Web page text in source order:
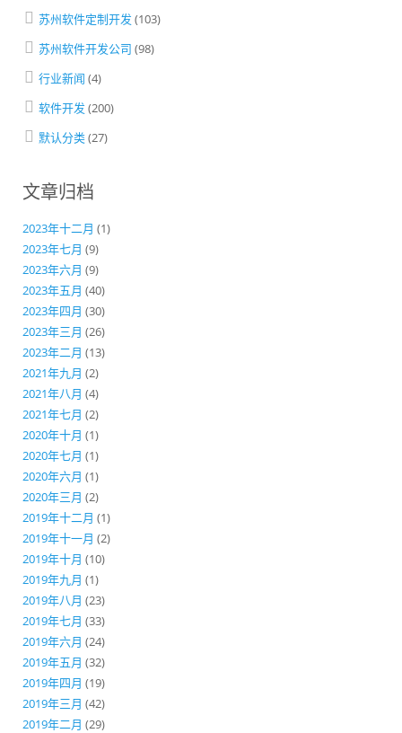
苏州软件定制开发 (103)
苏州软件开发公司 (98)
行业新闻 (4)
软件开发 (200)
默认分类(27)
文章归档
2023年十二月 (1)
2023年七月 (9)
2023年六月 (9)
2023年五月 (40)
2023年四月 (30)
2023年三月 (26)
2023年二月 (13)
2021年九月 (2)
2021年八月 (4)
2021年七月 (2)
2020年十月 (1)
2020年七月 (1)
2020年六月 (1)
2020年三月 (2)
2019年十二月 (1)
2019年十一月 (2)
2019年十月 (10)
2019年九月 (1)
2019年八月 (23)
2019年七月 (33)
2019年六月 (24)
2019年五月 (32)
2019年四月 (19)
2019年三月 (42)
2019年二月 (29)